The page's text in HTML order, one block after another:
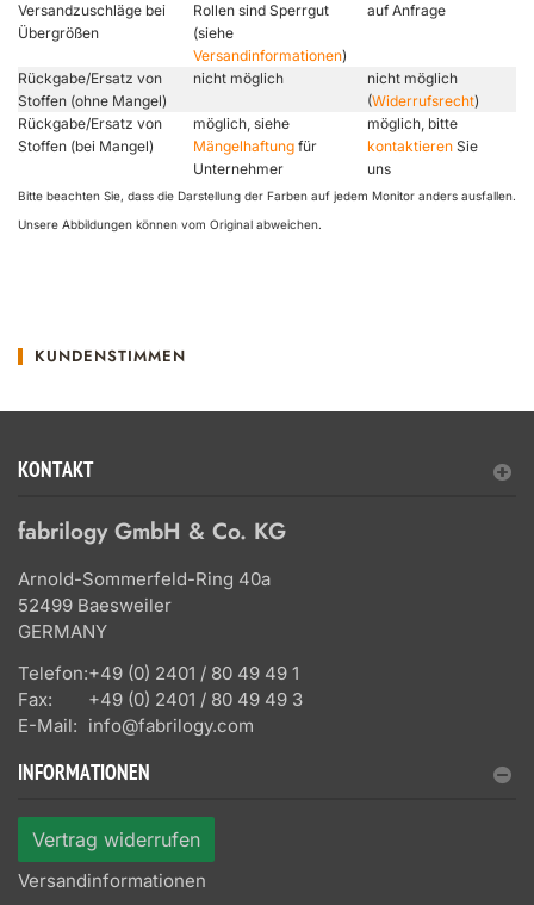
Versandzuschläge bei
Übergrößen
Rollen sind Sperrgut
(siehe
Versandinformationen)
auf Anfrage
Rückgabe/Ersatz von
Stoffen (ohne Mangel)
nicht möglich
nicht möglich
(Widerrufsrecht)
Rückgabe/Ersatz von
Stoffen (bei Mangel)
möglich, siehe
Mängelhaftung für
Unternehmer
möglich, bitte
kontaktieren Sie
uns
Bitte beachten Sie, dass die Darstellung der Farben auf jedem Monitor anders ausfallen.
Unsere Abbildungen können vom Original abweichen.
KUNDENSTIMMEN
KONTAKT
fabrilogy GmbH & Co. KG
Arnold-Sommerfeld-Ring 40a
52499 Baesweiler
GERMANY
Telefon:+49 (0) 2401 / 80 49 49 1
Fax:
+49 (0) 2401 / 80 49 49 3
E-Mail: info@fabrilogy.com
INFORMATIONEN
Vertrag widerrufen
Versandinformationen